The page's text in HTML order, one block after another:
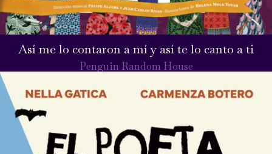
Así me lo contaron a mí y así te lo canto a ti
Penguin Random House